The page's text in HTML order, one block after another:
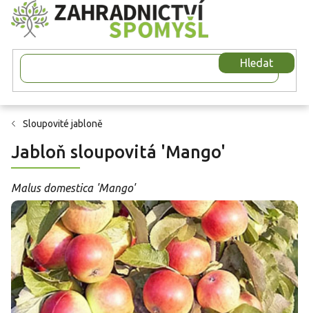
Přejít
na
obsah
Hledat
Sloupovité jabloně
Jabloň sloupovitá 'Mango'
Malus domestica 'Mango'